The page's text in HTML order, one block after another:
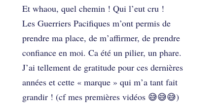
Et whaou, quel chemin ! Qui l’eut cru !
Les Guerriers Pacifiques m’ont permis de
prendre ma place, de m’affirmer, de prendre
confiance en moi. Ca été un pilier, un phare.
J’ai tellement de gratitude pour ces dernières
années et cette « marque » qui m’a tant fait
grandir ! (cf mes premières vidéos 😅😅😅)